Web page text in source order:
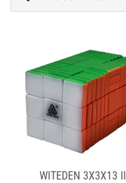
WITEDEN 3X3X13 II